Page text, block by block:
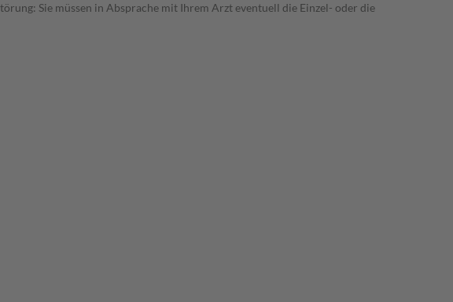
Sie müssen in Absprache mit Ihrem Arzt eventuell die Einzel- oder die